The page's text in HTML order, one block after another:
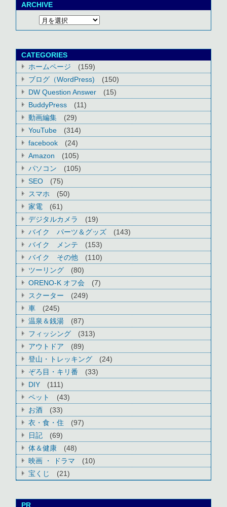
ARCHIVE
CATEGORIES
ホームページ
(159)
ブログ（WordPress)
(150)
DW Question Answer
(15)
BuddyPress
(11)
動画編集
(29)
YouTube
(314)
facebook
(24)
Amazon
(105)
パソコン
(105)
SEO
(75)
スマホ
(50)
家電
(61)
デジタルカメラ
(19)
バイク パーツ＆グッズ
(143)
バイク メンテ
(153)
バイク その他
(110)
ツーリング
(80)
ORENO-K オフ会
(7)
スクーター
(249)
車
(245)
温泉＆銭湯
(87)
フィッシング
(313)
アウトドア
(89)
登山・トレッキング
(24)
ぞろ目・キリ番
(33)
DIY
(111)
ペット
(43)
お酒
(33)
衣・食・住
(97)
日記
(69)
体＆健康
(48)
映画 ・ ドラマ
(10)
宝くじ
(21)
PR